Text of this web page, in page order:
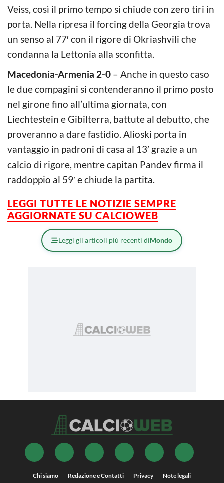
Veiss, così il primo tempo si chiude con zero tiri in
porta. Nella ripresa il forcing della Georgia trova
un senso al 77′ con il rigore di Okriashvili che
condanna la Lettonia alla sconfitta.
Macedonia-Armenia 2-0 – Anche in questo caso
le due compagini si contenderanno il primo posto
nel girone fino all’ultima giornata, con
Liechtestein e Gibilterra, battute al debutto, che
proveranno a dare fastidio. Alioski porta in
vantaggio in padroni di casa al 13′ grazie a un
calcio di rigore, mentre capitan Pandev firma il
raddoppio al 59′ e chiude la partita.
LEGGI TUTTE LE NOTIZIE SEMPRE
AGGIORNATE SU CALCIOWEB
Leggi gli articoli più recenti diMondo
Chi siamo Redazione e Contatti Privacy Note legali